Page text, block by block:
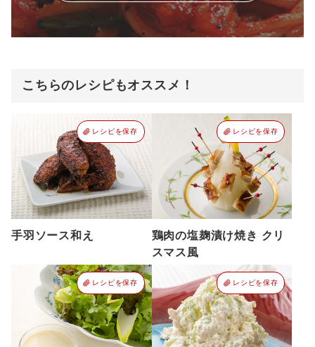
こちらのレシピもオススメ！
レシピを保存
手羽ソース和え
レシピを保存
鶏肉の塩麹漬け焼き クリ
スマス風
レシピを保存 レシピを保存